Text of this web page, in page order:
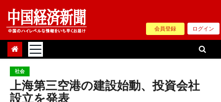
Skip
content
会員登録 ログイン
社会
上海第三空港の建設始動、投資会社
設立を発表